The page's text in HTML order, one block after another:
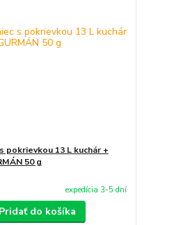
pokrievkou 13 L kuchár +
50 g
expedícia 3-5 dní
Pridať do košíka